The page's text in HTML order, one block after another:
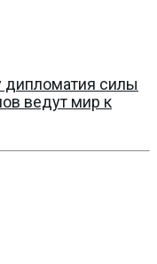
дипломатия силы
ведут мир к